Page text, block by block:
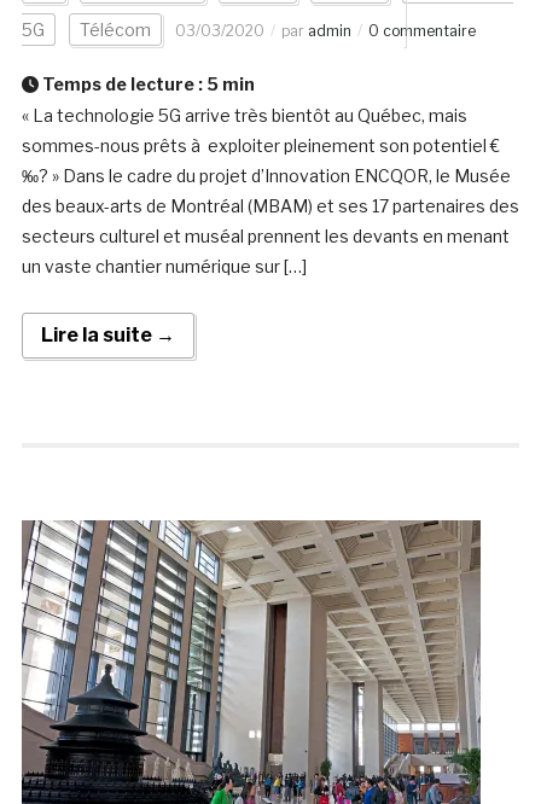
5G Télécom 03/03/2020 par admin 0 commentaire
Temps de lecture : 5 min
« La technologie 5G arrive très bientôt au Québec, mais
sommes-nous prêts à exploiter pleinement son potentiel €
‰? » Dans le cadre du projet d’Innovation ENCQOR, le Musée
des beaux-arts de Montréal (MBAM) et ses 17 partenaires des
secteurs culturel et muséal prennent les devants en menant
un vaste chantier numérique sur […]
Lire la suite →